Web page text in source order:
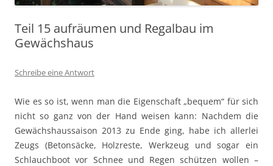
Teil 15 aufräumen und Regalbau im
Gewächshaus
Schreibe eine Antwort
Wie es so ist, wenn man die Eigenschaft „bequem“ für sich
nicht so ganz von der Hand weisen kann: Nachdem die
Gewächshaussaison 2013 zu Ende ging, habe ich allerlei
Zeugs (Betonsäcke, Holzreste, Werkzeug und sogar ein
Schlauchboot vor Schnee und Regen schützen wollen –